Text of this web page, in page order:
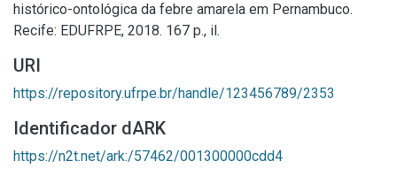
histórico-ontológica da febre amarela em Pernambuco.
Recife: EDUFRPE, 2018. 167 p., il.
URI
https://repository.ufrpe.br/handle/123456789/2353
Identificador dARK
https://n2t.net/ark:/57462/001300000cdd4